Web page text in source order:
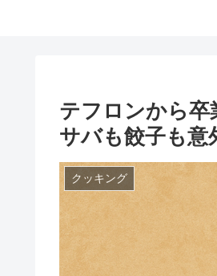
テフロンから卒
サバも餃子も意
クッキング